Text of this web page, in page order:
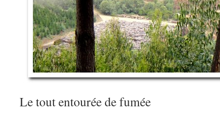
Le tout entourée de fumée